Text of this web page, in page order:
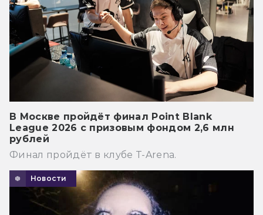
В Москве пройдёт финал Point Blank
League 2026 с призовым фондом 2,6 млн
рублей
Финал пройдёт в клубе T-Arena.
Новости